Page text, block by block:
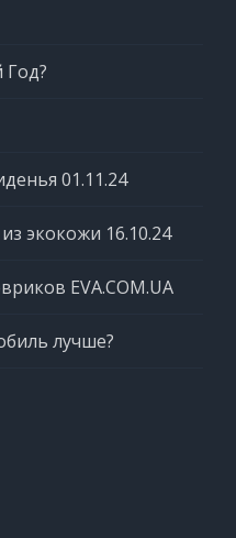
01.11.24
экокожи 16.10.24
EVA.COM.UA
лучше?